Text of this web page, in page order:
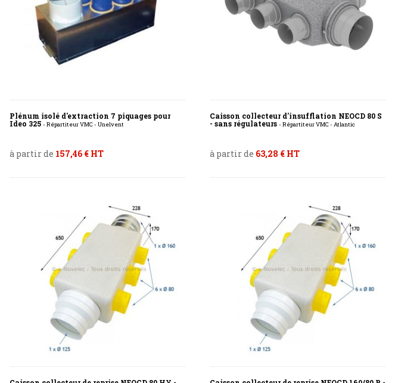
Plénum isolé d'extraction 7 piquages pour
Ideo 325 - Répartiteur VMC - Unelvent
à partir de 157,46 € HT
Caisson collecteur d'insufflation NEOCD 80 S
- sans régulateurs - Répartiteur VMC - Atlantic
à partir de 63,28 € HT